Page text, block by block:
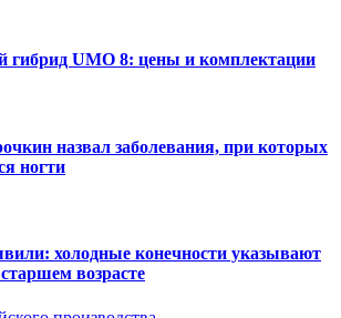
гибрид UMO 8: цены и комплектации
назвал заболевания, при которых
ногти
холодные конечности указывают
возрасте